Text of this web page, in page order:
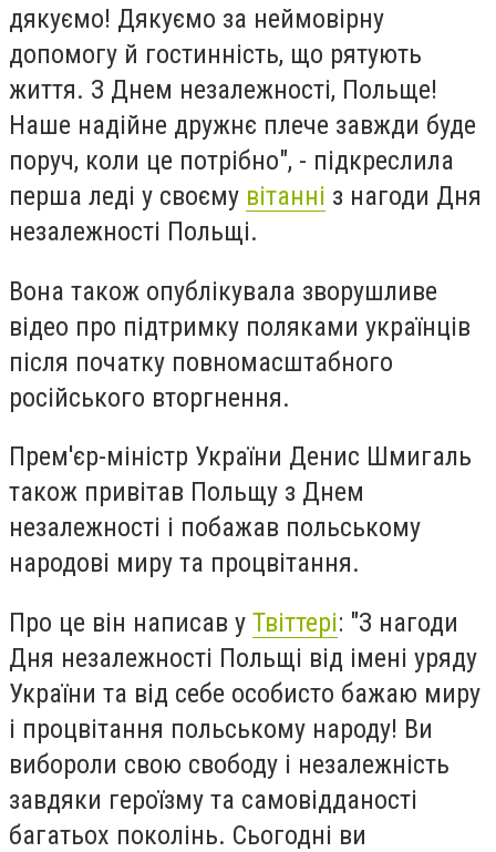
дякуємо! Дякуємо за неймовірну
допомогу й гостинність, що рятують
життя. З Днем незалежності, Польще!
Наше надійне дружнє плече завжди буде
поруч, коли це потрібно", - підкреслила
перша леді у своєму вітанні з нагоди Дня
незалежності Польщі.
Вона також опублікувала зворушливе
відео про підтримку поляками українців
після початку повномасштабного
російського вторгнення.
Прем'єр-міністр України Денис Шмигаль
також привітав Польщу з Днем
незалежності і побажав польському
народові миру та процвітання.
Про це він написав у Твіттері: "З нагоди
Дня незалежності Польщі від імені уряду
України та від себе особисто бажаю миру
і процвітання польському народу! Ви
вибороли свою свободу і незалежність
завдяки героїзму та самовідданості
багатьох поколінь. Сьогодні ви